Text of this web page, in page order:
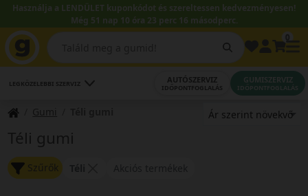
Használja a LENDÜLET kuponkódot és szereltessen kedvezményesen!
Még 51 nap 10 óra 23 perc 15 másodperc.
LEGKÖZELEBBI SZERVIZ AUTÓSZERVIZ
IDŐPONTFOGLALÁS
GUMISZERVIZ
IDŐPONTFOGLALÁS
Gumi
Téli gumi
Szűrők